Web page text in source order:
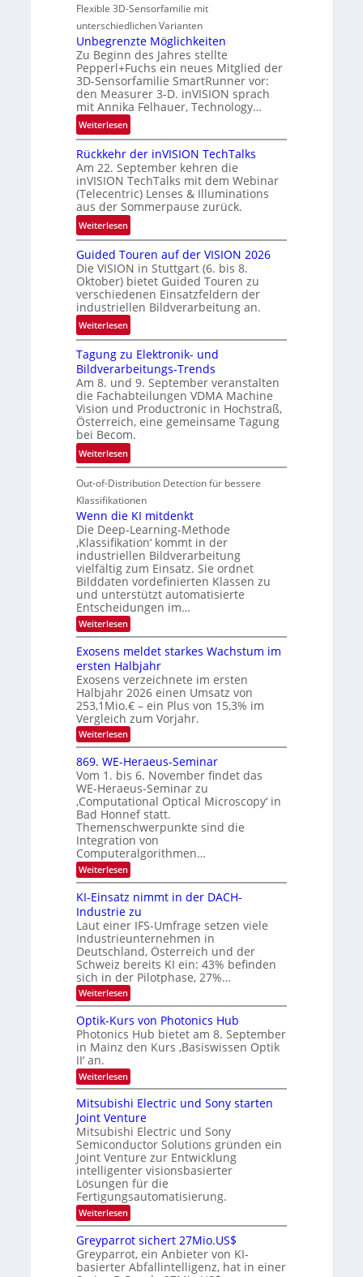
r
i
e
s
-
B
-
R
u
d
e
e
g
i
o
n
t
r
a
l
N
e
w
s
‘
Flexible 3D-Sensorfamilie mit
unterschiedlichen Varianten
Unbegrenzte Möglichkeiten
Zu Beginn des Jahres stellte
Pepperl+Fuchs ein neues Mitglied der
3D-Sensorfamilie SmartRunner vor:
den Measurer 3-D. inVISION sprach
mit Annika Felhauer, Technology…
Weiterlesen:
U
n
b
e
g
r
e
z
t
e
M
ö
g
l
i
c
h
k
e
i
t
e
Rückkehr der inVISION TechTalks
Am 22. September kehren die
inVISION TechTalks mit dem Webinar
(Telecentric) Lenses & Illuminations
aus der Sommerpause zurück.
Weiterlesen:
R
ü
c
k
k
e
h
d
e
r
i
n
V
I
S
I
O
N
T
e
c
h
T
a
l
k
s
Guided Touren auf der VISION 2026
Die VISION in Stuttgart (6. bis 8.
Oktober) bietet Guided Touren zu
verschiedenen Einsatzfeldern der
industriellen Bildverarbeitung an.
Weiterlesen:
G
u
i
d
e
d
T
o
u
r
n
a
u
d
e
r
V
I
S
I
O
N
2
0
2
6
Tagung zu Elektronik- und
Bildverarbeitungs-Trends
Am 8. und 9. September veranstalten
die Fachabteilungen VDMA Machine
Vision und Productronic in Hochstraß,
Österreich, eine gemeinsame Tagung
bei Becom.
Weiterlesen:
T
a
g
u
n
g
z
u
E
l
e
k
t
r
o
n
i
k
-
u
n
d
B
i
l
d
v
e
r
a
r
b
e
i
t
u
n
g
s
-
T
r
e
n
d
s
Out-of-Distribution Detection für bessere
Klassifikationen
Wenn die KI mitdenkt
Die Deep-Learning-Methode
‚Klassifikation‘ kommt in der
industriellen Bildverarbeitung
vielfältig zum Einsatz. Sie ordnet
Bilddaten vordefinierten Klassen zu
und unterstützt automatisierte
Entscheidungen im…
Weiterlesen:
W
n
n
d
i
e
K
I
m
i
t
d
e
n
k
t
Exosens meldet starkes Wachstum im
ersten Halbjahr
Exosens verzeichnete im ersten
Halbjahr 2026 einen Umsatz von
253,1Mio.€ – ein Plus von 15,3% im
Vergleich zum Vorjahr.
Weiterlesen:
E
x
o
s
e
n
s
m
e
l
d
e
t
s
t
a
r
k
e
s
W
a
c
h
s
t
u
m
m
e
r
s
t
e
n
H
a
l
b
j
a
h
869. WE-Heraeus-Seminar
Vom 1. bis 6. November findet das
WE-Heraeus-Seminar zu
‚Computational Optical Microscopy‘ in
Bad Honnef statt.
Themenschwerpunkte sind die
Integration von
Computeralgorithmen…
Weiterlesen:
8
9
.
W
E
-
H
e
r
a
e
u
s
-
S
m
i
a
r
KI-Einsatz nimmt in der DACH-
Industrie zu
Laut einer IFS-Umfrage setzen viele
Industrieunternehmen in
Deutschland, Österreich und der
Schweiz bereits KI ein: 43% befinden
sich in der Pilotphase, 27%…
Weiterlesen:
K
-
E
i
s
a
z
n
i
m
m
t
i
n
d
e
r
D
A
C
H
Optik-Kurs von Photonics Hub
Photonics Hub bietet am 8. September
in Mainz den Kurs ‚Basiswissen Optik
II‘ an.
Weiterlesen:
O
p
t
i
k
-
K
u
r
s
v
o
n
P
h
o
t
Mitsubishi Electric und Sony starten
Joint Venture
Mitsubishi Electric und Sony
Semiconductor Solutions gründen ein
Joint Venture zur Entwicklung
intelligenter visionsbasierter
Lösungen für die
Fertigungsautomatisierung.
Weiterlesen:
M
t
s
u
Greyparrot sichert 27Mio.US$
Greyparrot, ein Anbieter von KI-
basierter Abfallintelligenz, hat in einer